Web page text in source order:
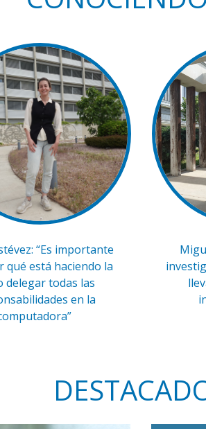
“Es importante
qué está haciendo la
delegar todas las
en la